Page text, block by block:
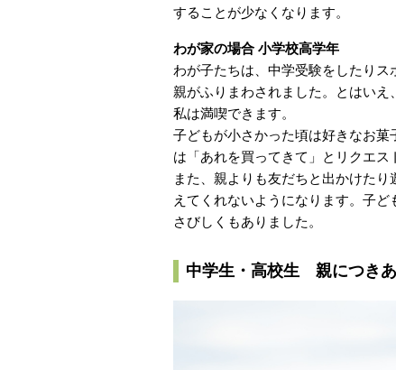
することが少なくなります。
わが家の場合 小学校高学年
わが子たちは、中学受験をしたり
親がふりまわされました。とはい
私は満喫できます。
子どもが小さかった頃は好きなお
は「あれを買ってきて」とリクエス
また、親よりも友だちと出かけた
えてくれないようになります。子
さびしくもありました。
中学生・高校生 親につき